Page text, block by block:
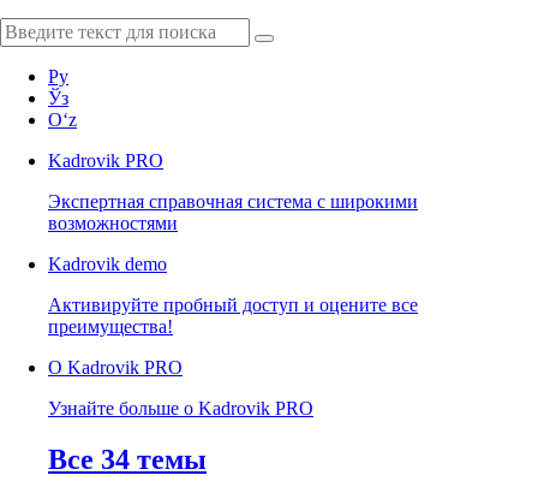
Ру
Ўз
Oʻz
Kadrovik PRO
Экспертная справочная система с широкими
возможностями
Kadrovik demo
Активируйте пробный доступ и оцените все
преимущества!
О Kadrovik PRO
Узнайте больше о Kadrovik PRO
Все 34 темы